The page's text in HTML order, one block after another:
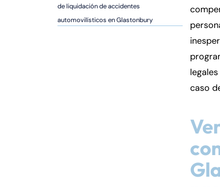
al
Inj
de liquidación de accidentes
automovilísticos en Glastonbury
caso